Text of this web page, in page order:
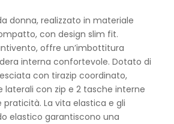
donna, realizzato in materiale
con design slim fit.
offre un’imbottitura
interna confortevole. Dotato di
con tirazip coordinato,
laterali con zip e 2 tasche interne
La vita elastica e gli
elastico garantiscono una